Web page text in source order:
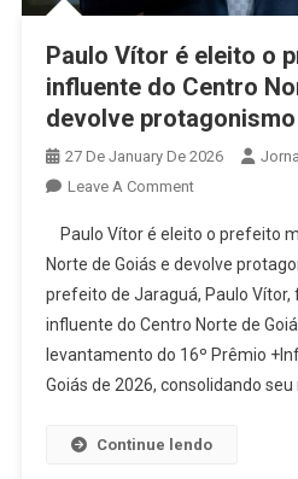
Paulo Vítor é eleito o
influente do Centro
devolve
27 De January De 2026
Leave A CommentOn
Vítor
É
Eleito
O
Prefeito
Mais
Do
Paulo Vítor é eleito o prefeito
Norte de Goiás e devolve
prefeito de Jaraguá, Paulo
influente do Centro Norte de
levantamento do 16º Prêmio
Goiás de 2026, consolidando seu
Continue lendo